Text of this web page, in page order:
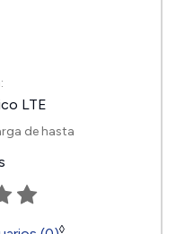
LTE
de hasta
◊